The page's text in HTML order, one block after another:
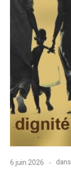
6 juin 2026 dans